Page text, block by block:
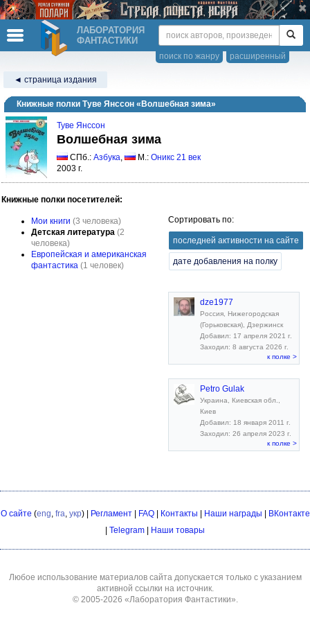
ЛАБОРАТОРИЯ
ФАНТАСТИКИ
расширенный
поиск по жанру
◄ страница издания
Книжные полки Туве Янссон «Волшебная зима»
Туве Янссон
Волшебная зима
СПб.: Азбука, М.: Оникс 21 век
2003 г.
Книжные полки посетителей:
Мои книги (3 человека)
Детская литература (2
человека)
Европейская и американская
фантастика (1 человек)
Сортировать по:
последней активности на сайте
дате добавления на полку
dze1977
Россия, Нижегородская
(Горьковская), Дзержинск
Добавил: 17 апреля 2021 г.
Заходил: 8 августа 2026 г.
к полке >
Petro Gulak
Украина, Киевская обл.,
Киев
Добавил: 18 января 2011 г.
Заходил: 26 апреля 2023 г.
к полке >
О сайте (eng, fra, укр) | Регламент| FAQ| Контакты Наши награды
ВКонтакте
Telegram Наши товары
Любое использование материалов сайта допускается только с указанием
активной ссылки на источник.
© 2005-2026 «Лаборатория Фантастики».